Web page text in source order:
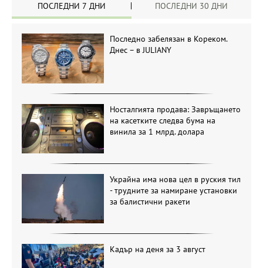
ПОСЛЕДНИ 7 ДНИ ПОСЛЕДНИ 30 ДНИ
Последно забелязан в Кореком.
Днес – в JULIANY
Носталгията продава: Завръщането
на касетките следва бума на
винила за 1 млрд. долара
Украйна има нова цел в руския тил
- трудните за намиране установки
за балистични ракети
Кадър на деня за 3 август